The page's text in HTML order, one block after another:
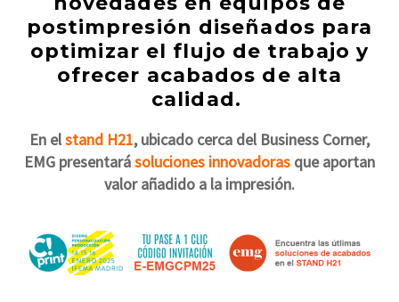
postimpresión diseñados para
optimizar el flujo de trabajo y
ofrecer acabados de alta
calidad.
En elstand H21, ubicado cerca del Business Corner,
EMG presentarásoluciones innovadoras que aportan
valor añadido a la impresión.